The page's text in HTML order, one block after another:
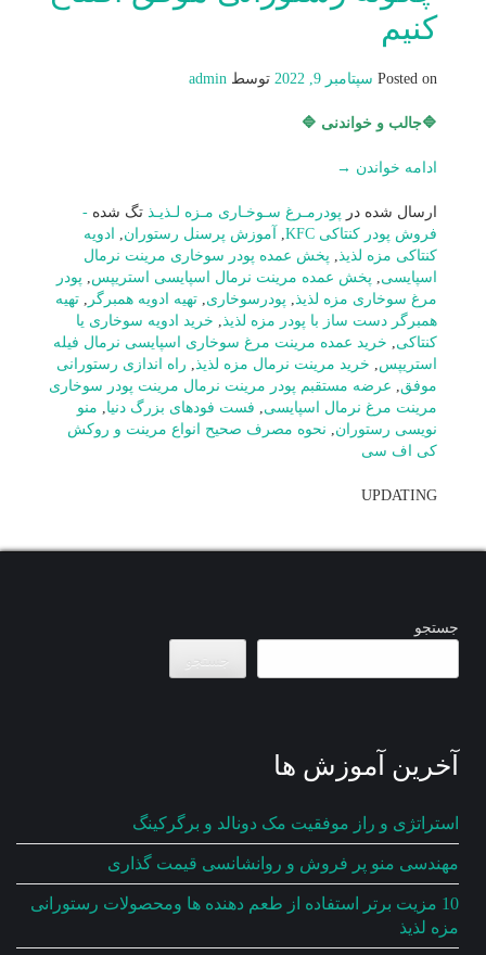
کنیم
Posted on سپتامبر 9, 2022 توسط admin
🔷جالب و خواندنی 🔷
ادامه خواندن →
ارسال شده در پودرمـرغ سـوخـاری مـزه لـذیـذ تگ شده -
فروش پودر کنتاکی KFC
, آموزش پرسنل رستوران, ادویه
کنتاکی مزه لذیذ, پخش عمده پودر سوخاری مرینت نرمال
اسپایسی, پخش عمده مرینت نرمال اسپایسی استریپس, پودر
مرغ سوخاری مزه لذیذ, پودرسوخاری, تهیه ادویه همبرگر , تهیه
همبرگر دست ساز با پودر مزه لذیذ, خرید ادویه سوخاری یا
کنتاکی, خرید عمده مرینت مرغ سوخاری اسپایسی نرمال فیله
استریپس, خرید مرینت نرمال مزه لذیذ, راه اندازی رستورانی
موفق, عرضه مستقبم پودر مرینت نرمال مرینت پودر سوخاری
مرینت مرغ نرمال اسپایسی, فست فودهای بزرگ دنیا, منو
نويسی رستوران, نحوه مصرف صحیح انواع مرینت و روکش
کی اف سی
UPDATING
جستجو
جستجو
آخرین آموزش ها
استراتژی و راز موفقیت مک دونالد و برگرکینگ
مهندسی منو پر فروش و روانشانسی قیمت گذاری
10 مزیت برتر استفاده از طعم دهنده ها ومحصولات رستورانی
مزه لذیذ